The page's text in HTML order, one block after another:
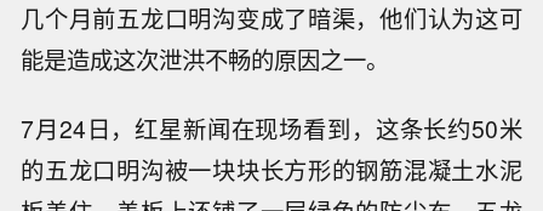
几个月前五龙口明沟变成了暗渠，他们认为这可
能是造成这次泄洪不畅的原因之一。
7月24日，红星新闻在现场看到，这条长约50米
的五龙口明沟被一块块长方形的钢筋混凝土水泥